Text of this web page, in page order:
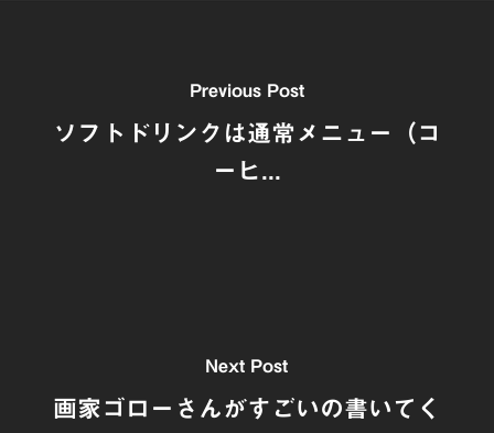
Previous Post
ソフトドリンクは通常メニュー（コ
ーヒ...
Next Post
画家ゴローさんがすごいの書いてく